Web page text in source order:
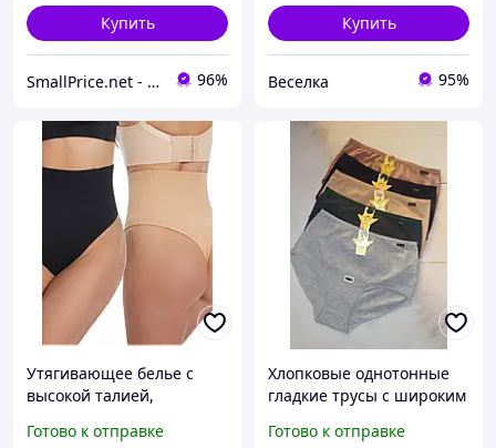
Купить
SmallPrice.net - магазин товаров для дома и аксессуаров 96%
Купить
Веселка 95%
Утягивающее белье с
высокой талией,
женщин, бесшовные
Готово к отправке
Хлопковые однотонные
гладкие трусы с широким
AONIDAISIi
Готово к отправке